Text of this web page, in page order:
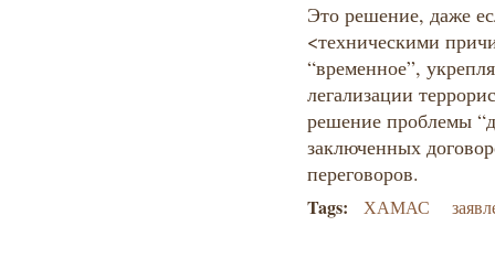
Это решение, даже
<техническими
“временное”,
легализации
решение проблемы
заключенных
переговоров.
Tags: ХАМАС